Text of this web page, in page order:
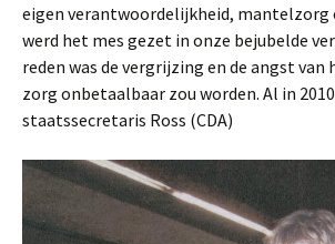
eigen verantwoordelijkheid, mantelzorg
werd het mes gezet in onze bejubelde
reden was de vergrijzing en de angst van
zorg onbetaalbaar zou worden. Al in
staatssecretaris Ross (CDA)